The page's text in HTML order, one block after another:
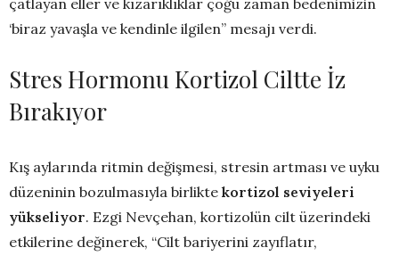
‘biraz yavaşla ve kendinle ilgilen” mesajı verdi.
Stres Hormonu Kortizol Ciltte İz
Bırakıyor
Kış aylarında ritmin değişmesi, stresin artması ve uyku
düzeninin bozulmasıyla birlikte kortizol seviyeleri
yükseliyor. Ezgi Nevçehan, kortizolün cilt üzerindeki
etkilerine değinerek, “Cilt bariyerini zayıflatır,